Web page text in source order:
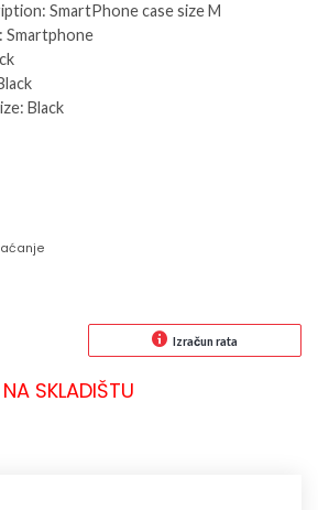
SmartPhone case size M
Smartphone
Black
Izračun rata
SKLADIŠTU